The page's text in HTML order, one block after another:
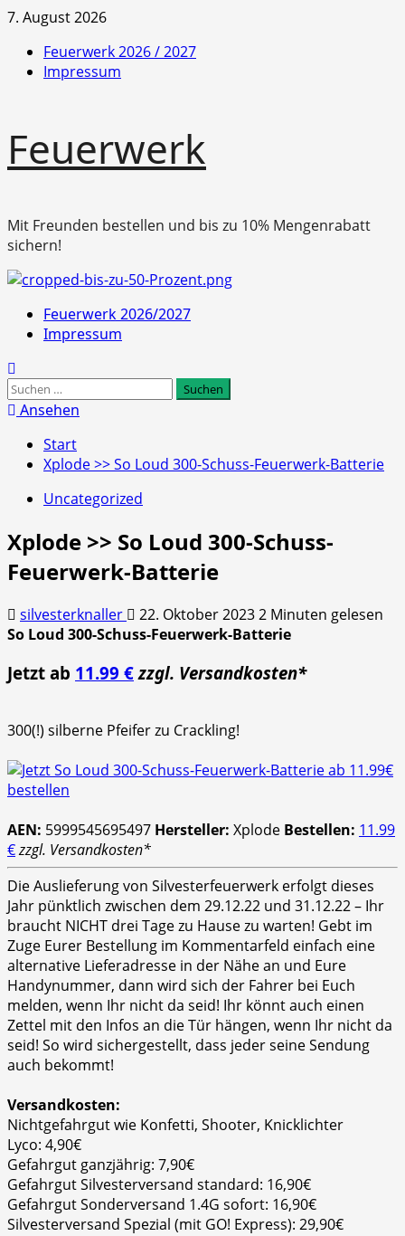
Zum
springen
7. August 2026
Feuerwerk 2026 / 2027
Impressum
Feuerwerk
Mit Freunden bestellen und bis zu 10% Mengenrabatt
sichern!
Primäres
Menü
Feuerwerk 2026/2027
Impressum
Suchen
nach:
Ansehen
Start
Xplode >> So Loud 300-Schuss-Feuerwerk-Batterie
Uncategorized
Xplode >> So Loud 300-Schuss-
Feuerwerk-Batterie
silvesterknaller 22. Oktober 20232 Minuten gelesen
So Loud 300-Schuss-Feuerwerk-Batterie
Jetzt ab 11.99 € zzgl. Versandkosten*
300(!) silberne Pfeifer zu Crackling!
AEN: 5999545695497 Hersteller: Xplode Bestellen: 11.99
€zzgl. Versandkosten*
Die Auslieferung von Silvesterfeuerwerk erfolgt dieses
Jahr pünktlich zwischen dem 29.12.22 und 31.12.22 – Ihr
braucht NICHT drei Tage zu Hause zu warten! Gebt im
Zuge Eurer Bestellung im Kommentarfeld einfach eine
alternative Lieferadresse in der Nähe an und Eure
Handynummer, dann wird sich der Fahrer bei Euch
melden, wenn Ihr nicht da seid! Ihr könnt auch einen
Zettel mit den Infos an die Tür hängen, wenn Ihr nicht da
seid! So wird sichergestellt, dass jeder seine Sendung
auch bekommt!
Versandkosten:
Nichtgefahrgut wie Konfetti, Shooter, Knicklichter
Lyco: 4,90€
Gefahrgut ganzjährig: 7,90€
Gefahrgut Silvesterversand standard: 16,90€
Gefahrgut Sonderversand 1.4G sofort: 16,90€
Silvesterversand Spezial (mit GO! Express): 29,90€